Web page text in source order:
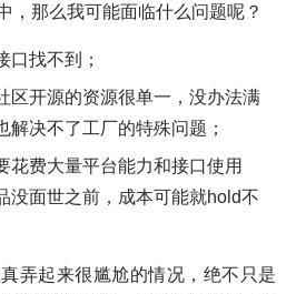
，那么我可能面临什么问题呢？
口找不到；
区开源的资源很单一，没办法满
解决不了工厂的特殊问题；
花费大量平台能力和接口使用
没面世之前，成本可能就hold不
弄起来很尴尬的情况，绝不只是